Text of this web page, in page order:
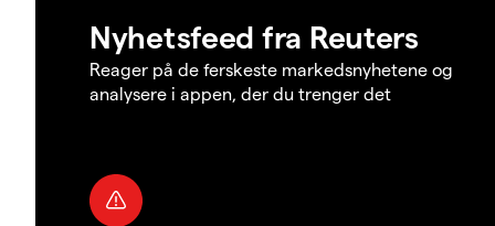
Nyhetsfeed fra Reuters
Reager på de ferskeste markedsnyhetene og
analysere i appen, der du trenger det